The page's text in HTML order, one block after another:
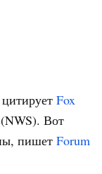
Fox
Вот
пишет Forum